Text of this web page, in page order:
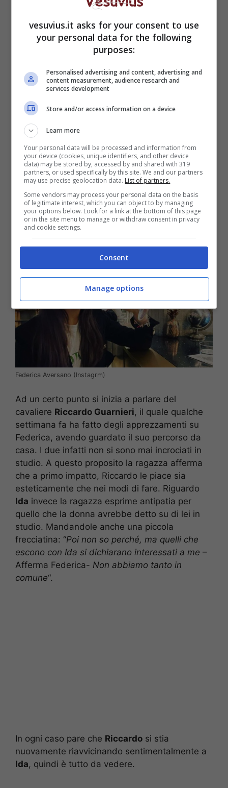
Le parole dell’ex
corteggiatrice su
Riccardo
Federica Aversano (Instagrm)
Ad un certo punto si inizia a parlare del
cavaliere Riccardo Guarnieri, il quale qualche
settimana fa ha fatto degli apprezzamenti su
Federica, avendo guardato il suo percorso da
casa. I due infatti non si sono mai incrociati in
studio. A questo proposito la ragazza afferma
che a primo impatto, Riccardo le piace sia
esteticamente che nei modi di fare. Riguardo
Ida invece la ragazza esprime antipatia per
quello che la donna avrebbe detto su di lei in
studio. Mandandole anche una piccola
frecciatina: “Poi non so perché, ma quelli che
escono con Ida si dichiarano interessati a me –
Afferma Federica- Non abbiamo tanto in
comune“.
In ogni caso pare che Riccardo si stia
nuovamente riavvicinando sentimentalmente a
Ida, quindi è tutto da vedere.
vesuvius.it asks for your consent to use
your personal data for the following
purposes:
Personalised advertising and content, advertising and
content measurement, audience research and
services development
Store and/or access information on a device
Learn more
Your personal data will be processed and information from
your device (cookies, unique identifiers, and other device
data) may be stored by, accessed by and shared with 319
partners, or used specifically by this site. We and our partners
may use precise geolocation data. List of partners.
Some vendors may process your personal data on the basis
of legitimate interest, which you can object to by managing
your options below. Look for a link at the bottom of this page
or in the site menu to manage or withdraw consent in privacy
and cookie settings.
Consent
Manage options